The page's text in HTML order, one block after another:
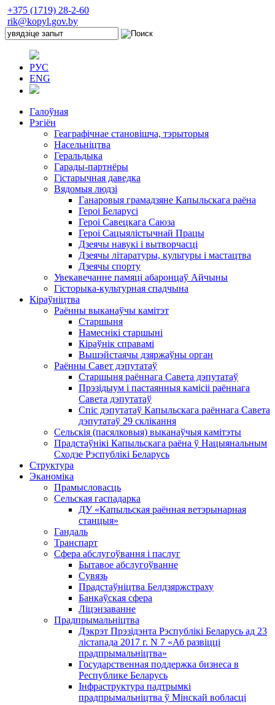
+375 (1719) 28-2-60
rik@kopyl.gov.by
РУС
ENG
Галоўная
Рэгіён
Геаграфічнае становішча, тэрыторыя
Насельніцтва
Геральдыка
Гарады-партнёры
Гістарычная даведка
Вядомыя людзі
Ганаровыя грамадзяне Капыльскага раёна
Героі Беларусі
Героі Савецкага Саюза
Героі Сацыялістычнай Працы
Дзеячы навукі і вытворчасці
Дзеячы літаратуры, культуры і мастацтва
Дзеячы спорту
Увекавечанне памяці абаронцаў Айчыны
Гісторыка-культурная спадчына
Кіраўніцтва
Раённы выканаўчы камітэт
Старшыня
Намеснікі старшыні
Кіраўнік справамі
Вышэйстаячы дзяржаўны орган
Раённы Савет дэпутатаў
Старшыня раённага Савета дэпутатаў
Прэзідыум і пастаянныя камісіі раённага
Савета дэпутатаў
Спіс дэпутатаў Капыльскага раённага Савета
дэпутатаў 29 склікання
Сельскія (пасялковыя) выканаўчыя камітэты
Прадстаўнікі Капыльскага раёна ў Нацыянальным
Сходзе Рэспублікі Беларусь
Структура
Эканоміка
Прамысловасць
Сельская гаспадарка
ДУ «Капыльская раённая ветэрынарная
станцыя»
Гандаль
Транспарт
Сфера абслугоўвання і паслуг
Бытавое абслугоўванне
Сувязь
Прадстаўніцтва Белдзяржстраху
Банкаўская сфера
Ліцэнзаванне
Прадпрымальніцтва
Дэкрэт Прэзідэнта Рэспублікі Беларусь ад 23
лістапада 2017 г. N 7 «Аб развіцці
прадпрымальніцтва»
Государственная поддержка бизнеса в
Республике Беларусь
Інфраструктура падтрымкі
прадпрымальніцтва ў Мінскай вобласці